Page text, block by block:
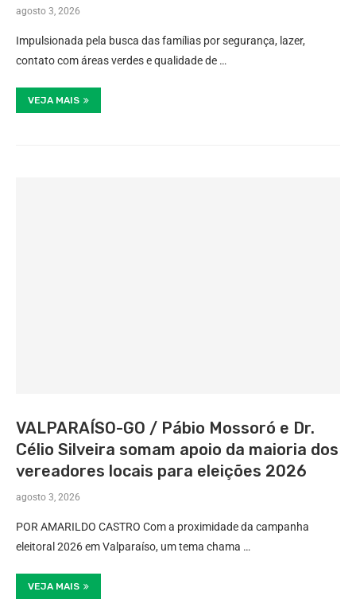
agosto 3, 2026
Impulsionada pela busca das famílias por segurança, lazer,
contato com áreas verdes e qualidade de …
VEJA MAIS
VALPARAÍSO-GO / Pábio Mossoró e Dr.
Célio Silveira somam apoio da maioria dos
vereadores locais para eleições 2026
agosto 3, 2026
POR AMARILDO CASTRO Com a proximidade da campanha
eleitoral 2026 em Valparaíso, um tema chama …
VEJA MAIS